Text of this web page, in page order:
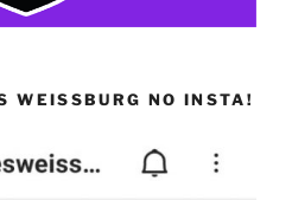
WEISSBURG NO INSTA!